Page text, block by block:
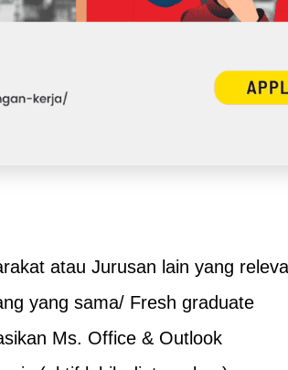
atau Jurusan lain yang
yang sama/ Fresh graduate
Ms. Office & Outlook